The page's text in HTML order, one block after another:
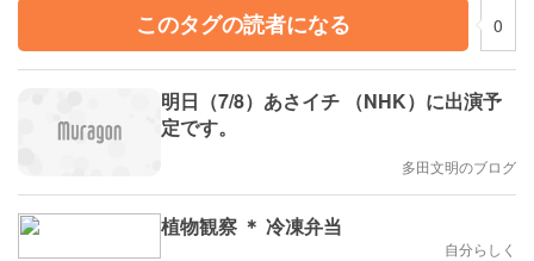
このタグの読者になる
0
明日（7/8）あさイチ （NHK）に出演予
定です。
多田文明のブログ
植物観察 ＊ 冷凍弁当
自分らしく